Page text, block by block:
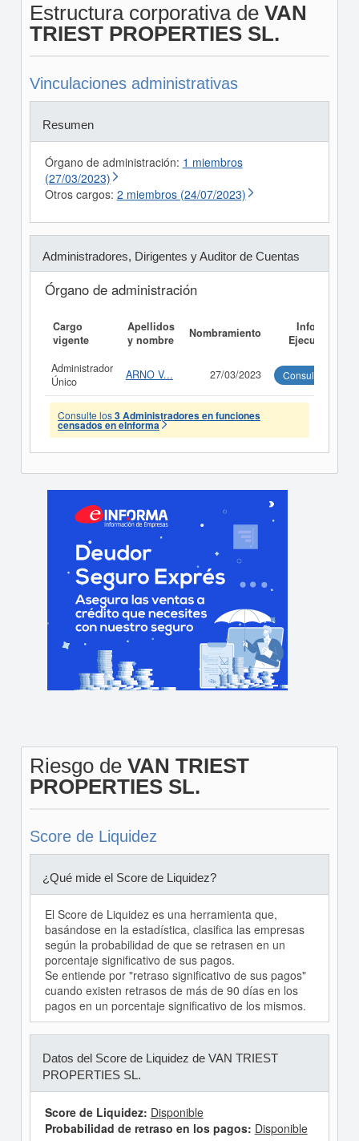
Estructura corporativa de VAN
TRIEST PROPERTIES SL.
Vinculaciones administrativas
Resumen
Órgano de administración: 1 miembros
(27/03/2023)
Otros cargos: 2 miembros (24/07/2023)
Administradores, Dirigentes y Auditor de Cuentas
Órgano de administración
Cargo
vigente
Apellidos
y nombre
Nombramiento
Informe
Ejecutivo
Administrador
Único
ARNO V... 27/03/2023 Consultar
Consulte los3 Administradores en funciones
censados en eInforma
Riesgo de VAN TRIEST
PROPERTIES SL.
Score de Liquidez
¿Qué mide el Score de Liquidez?
El Score de Liquidez es una herramienta que,
basándose en la estadística, clasifica las empresas
según la probabilidad de que se retrasen en un
porcentaje significativo de sus pagos.
Se entiende por "retraso significativo de sus pagos"
cuando existen retrasos de más de 90 días en los
pagos en un porcentaje significativo de los mismos.
Datos del Score de Liquidez de VAN TRIEST
PROPERTIES SL.
Score de Liquidez: Disponible
Probabilidad de retraso en los pagos: Disponible